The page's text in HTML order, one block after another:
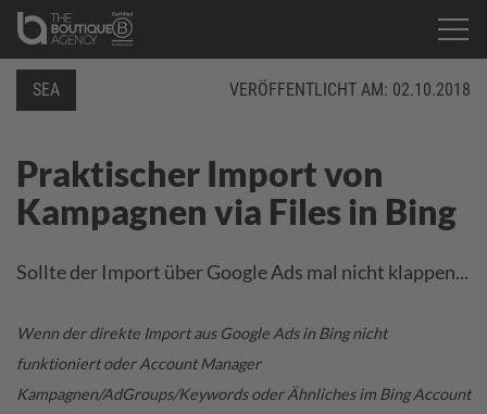
Praktischer Import von
Kampagnen via Files in Bing
SEA VERÖFFENTLICHT AM: 02.10.2018
Sollte der Import über Google Ads mal nicht klappen...
Wenn der direkte Import aus Google Ads in Bing nicht
funktioniert oder Account Manager
Kampagnen/AdGroups/Keywords oder Ähnliches im Bing Account